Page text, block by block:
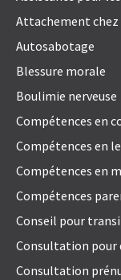
Attachement chez
Autosabotage
Blessure morale
Boulimie nerveuse
Compétences en
Compétences en
Compétences en
Compétences
Conseil pour
Consultation pour
Consultation